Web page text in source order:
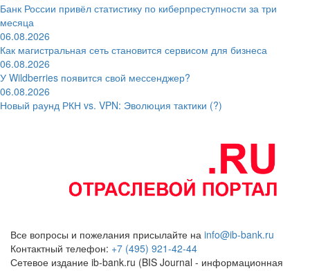
Банк России привёл статистику по киберпреступности за три
месяца
06.08.2026
Как магистральная сеть становится сервисом для бизнеса
06.08.2026
У Wildberries появится свой мессенджер?
06.08.2026
Новый раунд РКН vs. VPN: Эволюция тактики (?)
Все вопросы и пожелания присылайте на info@ib-bank.ru
Контактный телефон: +7 (495) 921-42-44
Сетевое издание ib-bank.ru (BIS Journal - информационная